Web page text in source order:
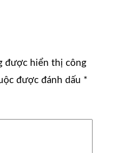
được hiển thị công
được đánh dấu *